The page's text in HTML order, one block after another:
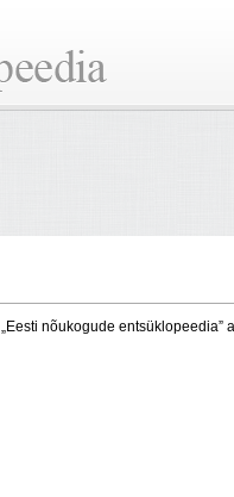
„Eesti nõukogude entsüklopeedia”